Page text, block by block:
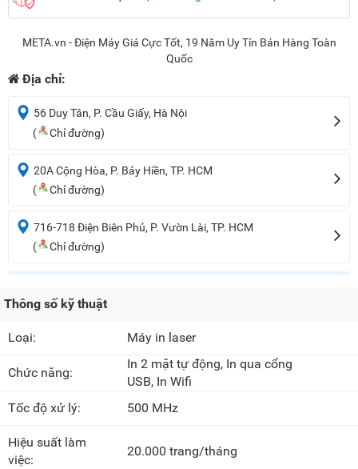
META.vn - Điện Máy Giá Cực Tốt, 19 Năm Uy Tín Bán Hàng Toàn
Quốc
Địa chỉ:
56 Duy Tân, P. Cầu Giấy, Hà Nội
(
Chỉ đường)
20A Cộng Hòa, P. Bảy Hiền, TP. HCM
(
Chỉ đường)
716-718 Điện Biên Phủ, P. Vườn Lài, TP. HCM
(
Chỉ đường)
Thông số kỹ thuật
Loại: Máy in laser
Chức năng:
In 2 mặt tự động, In qua cổng
USB, In Wifi
Tốc độ xử lý:
500 MHz
Hiệu suất làm
việc:
20.000 trang/tháng